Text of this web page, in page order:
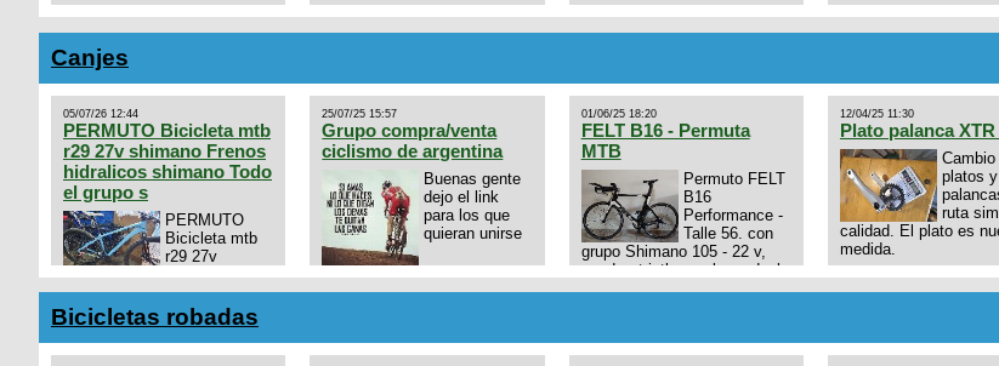
Canjes
05/07/26 12:44
PERMUTO Bicicleta mtb
r29 27v shimano Frenos
hidralicos shimano Todo
el grupo s
PERMUTO
Bicicleta mtb
r29 27v
shimano
Frenos hidralicos shimano
Todo el grupo shimano Talle
s/m Permuto x pistera o ruta
talle s o m.
25/07/25 15:57
Grupo compra/venta
ciclismo de argentina
Buenas gente
dejo el link
para los que
quieran unirse
https://chat.whatsapp.com/E4N9zhVk9wHFFzK7T345Kn?
mode=ac_t
01/06/25 18:20
FELT B16 - Permuta
MTB
Permuto FELT
B16
Performance -
Talle 56. con
grupo Shimano 105 - 22 v,
cuadro: triatlon carbono dual
aero TT/TRI UHC. Talle L.
12/04/25 11:30
Plato palanca XTR
Cambio
platos y
ruta
calidad. El plato es
medida.
Bicicletas robadas